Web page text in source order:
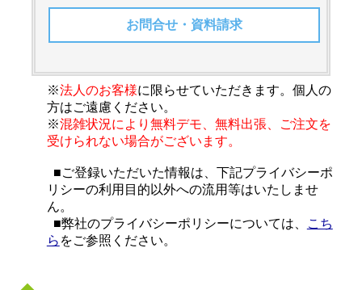
お問合せ・資料請求
※法人のお客様に限らせていただきます。個人の
方はご遠慮ください。
※混雑状況により無料デモ、無料出張、ご注文を
受けられない場合がございます。
■ご登録いただいた情報は、下記プライバシーポ
リシーの利用目的以外への流用等はいたしませ
ん。
■弊社のプライバシーポリシーについては、
こち
ら をご参照ください。